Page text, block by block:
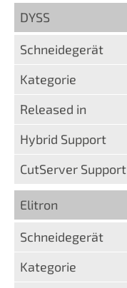
DYSS
Elitron